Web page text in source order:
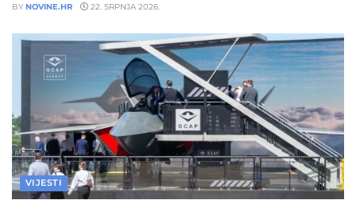
BY NOVINE.HR 22. SRPNJA 2026.
VIJESTI